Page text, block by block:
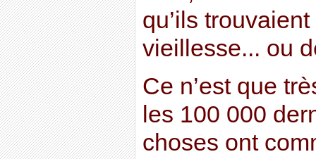
qu’ils
vieillesse... ou
Ce n’est que
les 100 000
choses ont